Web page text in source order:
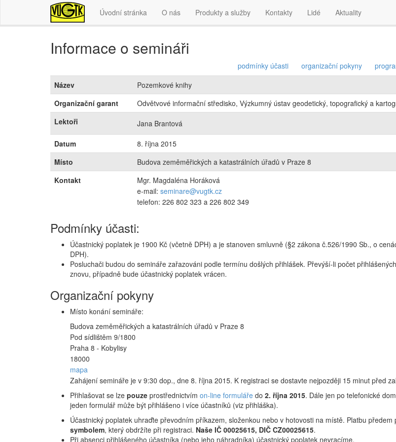
Úvodní stránka O nás Produkty a služby Kontakty Lidé Aktuality
Informace o semináři
podmínky účasti organizační pokyny
Název
Pozemkové knihy
Organizační garant
Odvětvové informační středisko, Výzkumný ústav geodetický, topografický a
Lektoři
Jana Brantová
Datum
8. října 2015
Místo
Budova zeměměřických a katastrálních úřadů v Praze 8
Kontakt
Mgr. Magdaléna Horáková
e-mail: seminare@vugtk.cz
telefon: 226 802 323 a 226 802 349
Podmínky účasti:
Účastnický poplatek je 1900 Kč (včetně DPH) a je stanoven smluvně (§2 zákona č.526/1990 Sb., o
DPH).
Posluchači budou do semináře zařazováni podle termínu došlých přihlášek. Převýší-li počet
znovu, případně bude účastnický poplatek vrácen.
Organizační pokyny
Místo konání semináře:
Budova zeměměřických a katastrálních úřadů v Praze 8
Pod sídlištěm 9/1800
Praha 8 - Kobylisy
18000
mapa
Zahájení semináře je v 9:30 dop., dne 8. října 2015. K registraci se dostavte nejpozději 15 minut před
Přihlašovat se lze pouze prostřednictvím on-line formuláře do 2. října 2015. Dále jen po telefonické
jeden formulář může být přihlášeno i více účastníků (viz přihláška).
Účastnický poplatek uhraďte převodním příkazem, složenkou nebo v hotovosti na místě. Platbu předem
symbolem, který obdržíte při registraci. Naše IČ 00025615, DIČ CZ00025615.
Při absenci přihlášeného účastníka (nebo jeho náhradníka) účastnický poplatek nevracíme.